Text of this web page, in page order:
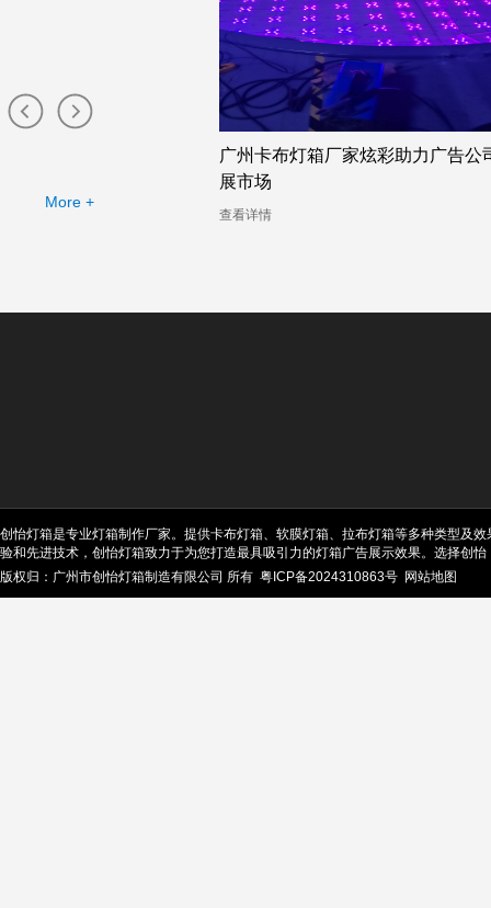
More +
广州竖版卡布灯箱生产厂家打造幻
箱，提升广告展示效果
查看详情
创怡灯箱是专业灯箱制作厂家。提供卡布灯箱、软膜灯箱、拉布灯箱等多种类型及
验和先进技术，创怡灯箱致力于为您打造最具吸引力的灯箱广告展示效果。选择创怡
版权归：广州市创怡灯箱制造有限公司 所有 粤ICP备2024310863号 网站地图